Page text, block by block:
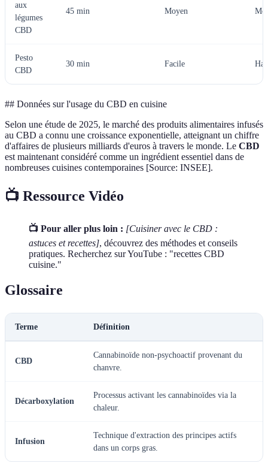
aux
légumes
CBD
45 min Moyen
Pesto
CBD
30 min Facile
## Données sur l'usage du CBD en cuisine
Selon une étude de 2025, le marché des produits alimentaires infusés
au CBD a connu une croissance exponentielle, atteignant un chiffre
d'affaires de plusieurs milliards d'euros à travers le monde. Le CBD
est maintenant considéré comme un ingrédient essentiel dans de
nombreuses cuisines contemporaines [Source: INSEE].
📺 Ressource Vidéo
📺 Pour aller plus loin : [Cuisiner avec le CBD :
astuces et recettes], découvrez des méthodes et conseils
pratiques. Recherchez sur YouTube : "recettes CBD
cuisine."
Glossaire
Terme Définition
CBD
Cannabinoïde non-psychoactif provenant du
chanvre.
Décarboxylation
Processus activant les cannabinoïdes via la
chaleur.
Infusion
Technique d'extraction des principes actifs
dans un corps gras.